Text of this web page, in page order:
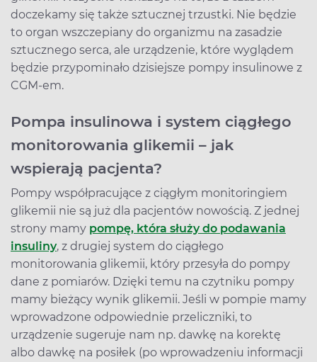
doczekamy się także sztucznej trzustki. Nie będzie
to organ wszczepiany do organizmu na zasadzie
sztucznego serca, ale urządzenie, które wyglądem
będzie przypominało dzisiejsze pompy insulinowe z
CGM-em.
Pompa insulinowa i system ciągłego
monitorowania glikemii – jak
wspierają pacjenta?
Pompy współpracujące z ciągłym monitoringiem
glikemii nie są już dla pacjentów nowością. Z jednej
strony mamy pompę, która służy do podawania
insuliny, z drugiej system do ciągłego
monitorowania glikemii, który przesyła do pompy
dane z pomiarów. Dzięki temu na czytniku pompy
mamy bieżący wynik glikemii. Jeśli w pompie mamy
wprowadzone odpowiednie przeliczniki, to
urządzenie sugeruje nam np. dawkę na korektę
albo dawkę na posiłek (po wprowadzeniu informacji